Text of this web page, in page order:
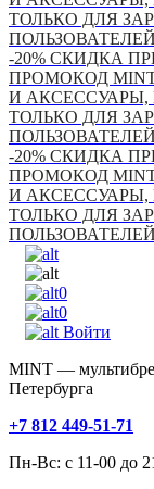
ТОЛЬКО ДЛЯ
ПОЛЬЗОВАТЕЛЕЙ
-20% СКИДКА
ПРОМОКОД
И
ТОЛЬКО ДЛЯ
ПОЛЬЗОВАТЕЛЕЙ
-20% СКИДКА
ПРОМОКОД
И
ТОЛЬКО ДЛЯ
ПОЛЬЗОВАТЕЛЕЙ
0
0
Войти
MINT —
Петербурга
+7 812 449-51-71
Пн-Вс: с 11-00 до